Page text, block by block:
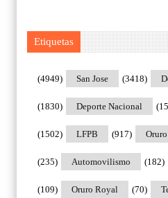
Etiquetas
San Jose
(4949) (3418)
Deporte Nacional
(1830)
LFPB
(1502) Oruro
(917)
Automovilismo
(235) (182)
Oruro Royal
(109) (70)